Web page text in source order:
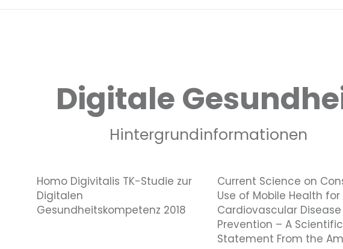
Digitale
Hintergrundinformationen
Homo Digivitalis TK-Studie zur
Digitalen
Gesundheitskompetenz 2018
Current Science on
Use of Mobile Health for
Cardiovascular Disease
Prevention – A Scientific
Statement From the